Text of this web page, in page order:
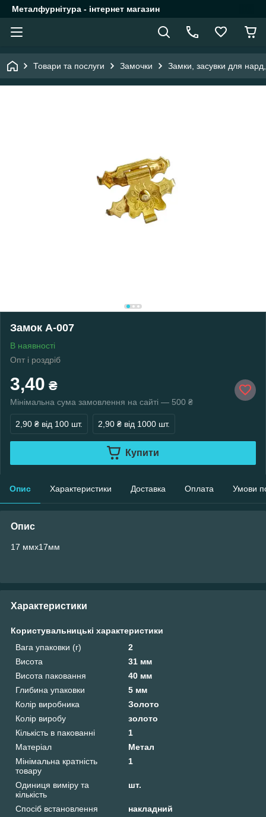
Металфурнітура - інтернет магазин
Товари та послуги Замочки Замки, засувки для
Замок А-007
В наявності
Опт і роздріб
3,40 ₴
Мінімальна сума замовлення на сайті — 500 ₴
2,90 ₴ від 100 шт. 2,90 ₴ від 1000 шт.
Купити
Опис Характеристики Доставка Оплата Умови
Опис
17 ммх17мм
Характеристики
Користувальницькі характеристики
Вага упаковки (г)
2
Висота
31 мм
Висота паковання
40 мм
Глибина упаковки
5 мм
Колір виробника
Золото
Колір виробу
золото
Кількість в пакованні
1
Матеріал
Метал
Мінімальна кратність
товару
1
Одиниця виміру та
кількість
шт.
Спосіб встановлення
накладний